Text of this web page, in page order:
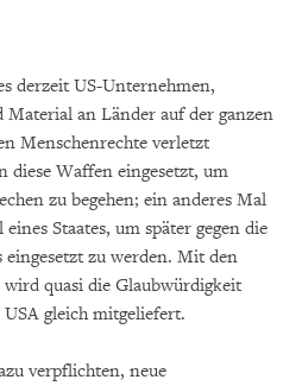
derzeit US-Unternehmen,
an Länder auf der ganzen
Menschenrechte verletzt
diese Waffen eingesetzt, um
zu begehen; ein anderes Mal
Staates, um später gegen die
eingesetzt zu werden. Mit den
quasi die Glaubwürdigkeit
gleich mitgeliefert.
verpflichten, neue